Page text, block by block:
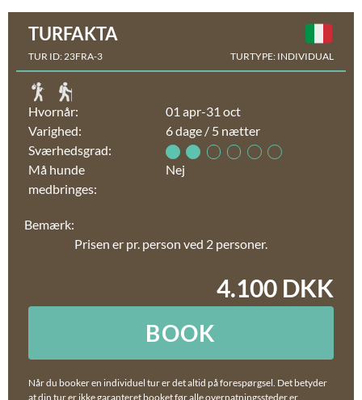
TURFAKTA
TUR ID: 23FRA-3 TURTYPE: INDIVIDUAL
Hvornår:
01 apr-31 oct
Varighed:
6 dage / 5 nætter
Sværhedsgrad:
Må hunde
medbringes:
Nej
Bemærk:
Prisen er pr. person ved 2 personer.
4.100 DKK
BOOK
Når du booker en individuel tur er det altid på forespørgsel. Det betyder
at din tur er ikke garanteret booket før alle overnatningssteder er